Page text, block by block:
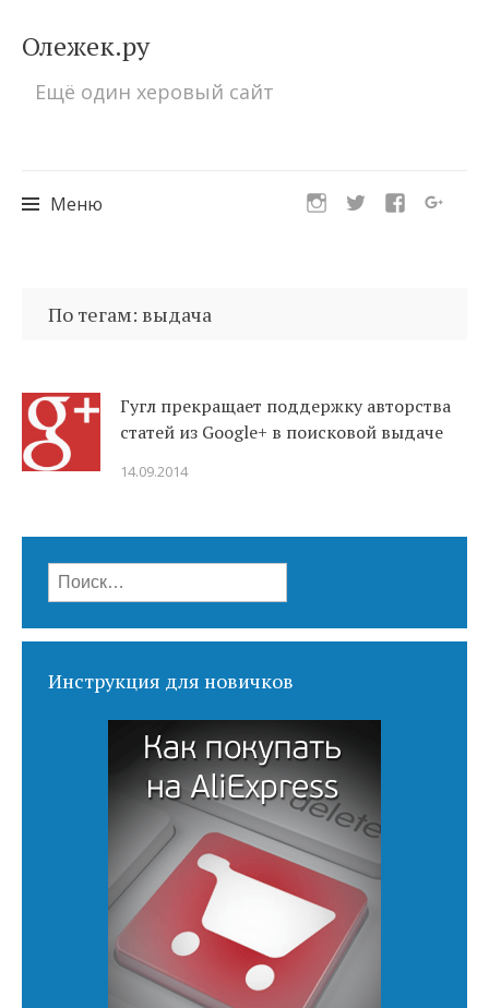
Олежек.ру
Ещё один херовый сайт
Меню
кПо тегам: выдача
Гугл прекращает поддержку авторства
статей из Google+ в поисковой выдаче
14.09.2014
Найти:
Инструкция для новичков